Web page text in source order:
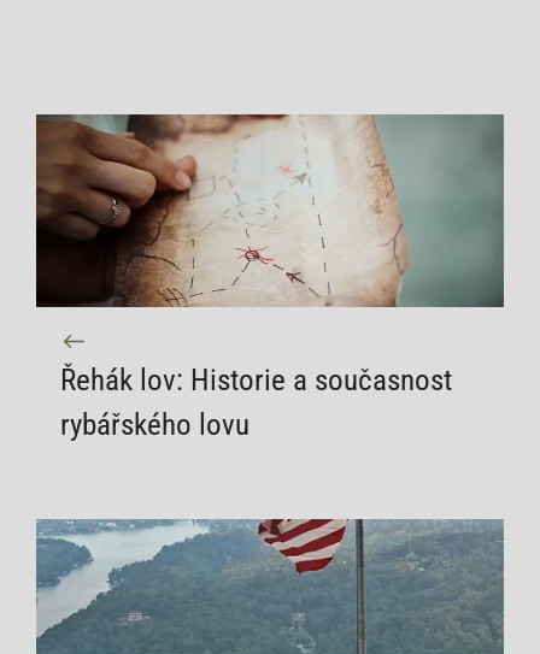
Řehák lov: Historie a současnost
rybářského lovu